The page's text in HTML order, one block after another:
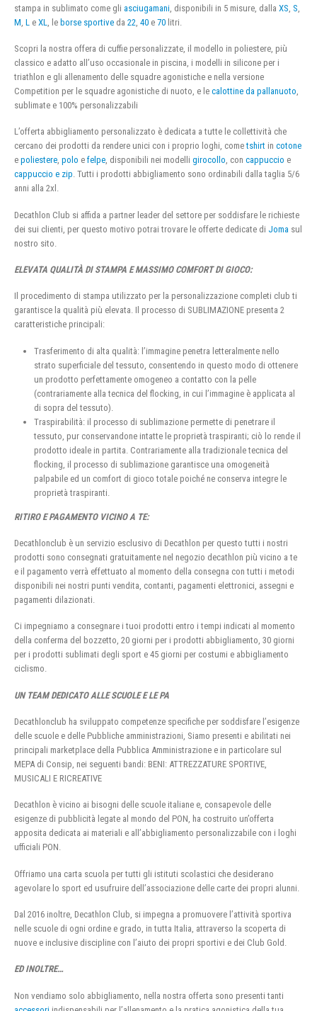
stampa in sublimato come gli asciugamani , disponibili in 5 misure, dalla XS S
M L e XL , le borse sportive da 22 40 e 70 litri.
Scopri la nostra offera di cuffie personalizzate, il modello in poliestere, più
classico e adatto all’uso occasionale in piscina, i modelli in silicone per i
triathlon e gli allenamento delle squadre agonistiche e nella versione
Competition per le squadre agonistiche di nuoto, e le calottine da pallanuoto,
sublimate e 100% personalizzabili
L’offerta abbigliamento personalizzato è dedicata a tutte le collettività che
cercano dei prodotti da rendere unici con i proprio loghi, cometshirt in cotone
e poliestere, polo e felpe, disponibili nei modelli girocollo, con cappuccio e
cappuccio e zip. Tutti i prodotti abbigliamento sono ordinabili dalla taglia 5/6
anni alla 2xl.
Decathlon Club si affida a partner leader del settore per soddisfare le richieste
dei sui clienti, per questo motivo potrai trovare le offerte dedicate di Joma sul
nostro sito.
ELEVATA QUALITÀ DI STAMPA E MASSIMO COMFORT DI GIOCO:
Il procedimento di stampa utilizzato per la personalizzazione completi club ti
garantisce la qualità più elevata. Il processo di SUBLIMAZIONE presenta 2
caratteristiche principali:
Trasferimento di alta qualità: l’immagine penetra letteralmente nello
strato superficiale del tessuto, consentendo in questo modo di ottenere
un prodotto perfettamente omogeneo a contatto con la pelle
(contrariamente alla tecnica del flocking, in cui l’immagine è applicata al
di sopra del tessuto).
Traspirabilità: il processo di sublimazione permette di penetrare il
tessuto, pur conservandone intatte le proprietà traspiranti; ciò lo rende il
prodotto ideale in partita. Contrariamente alla tradizionale tecnica del
flocking, il processo di sublimazione garantisce una omogeneità
palpabile ed un comfort di gioco totale poiché ne conserva integre le
proprietà traspiranti.
RITIRO E PAGAMENTO VICINO A TE:
Decathlonclub è un servizio esclusivo di Decathlon per questo tutti i nostri
prodotti sono consegnati gratuitamente nel negozio decathlon più vicino a te
e il pagamento verrà effettuato al momento della consegna con tutti i metodi
disponibili nei nostri punti vendita, contanti, pagamenti elettronici, assegni e
pagamenti dilazionati.
Ci impegniamo a consegnare i tuoi prodotti entro i tempi indicati al momento
della conferma del bozzetto, 20 giorni per i prodotti abbigliamento, 30 giorni
per i prodotti sublimati degli sport e 45 giorni per costumi e abbigliamento
ciclismo.
UN TEAM DEDICATO ALLE SCUOLE E LE PA
Decathlonclub ha sviluppato competenze specifiche per soddisfare l’esigenze
delle scuole e delle Pubbliche amministrazioni, Siamo presenti e abilitati nei
principali marketplace della Pubblica Amministrazione e in particolare sul
MEPA di Consip, nei seguenti bandi: BENI: ATTREZZATURE SPORTIVE,
MUSICALI E RICREATIVE
Decathlon è vicino ai bisogni delle scuole italiane e, consapevole delle
esigenze di pubblicità legate al mondo del PON, ha costruito un’offerta
apposita dedicata ai materiali e all’abbigliamento personalizzabile con i loghi
ufficiali PON.
Offriamo una carta scuola per tutti gli istituti scolastici che desiderano
agevolare lo sport ed usufruire dell’associazione delle carte dei propri alunni.
Dal 2016 inoltre, Decathlon Club, si impegna a promuovere l’attività sportiva
nelle scuole di ogni ordine e grado, in tutta Italia, attraverso la scoperta di
nuove e inclusive discipline con l’aiuto dei propri sportivi e dei Club Gold.
ED INOLTRE…
Non vendiamo solo abbigliamento, nella nostra offerta sono presenti tanti